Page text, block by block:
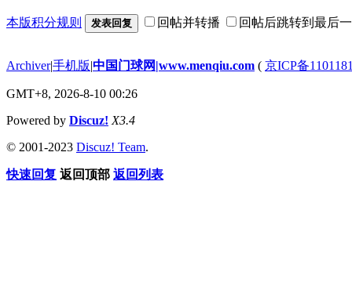
本版积分规则 发表回复 回帖并转播 回帖后跳转到最后
Archiver|手机版|中国门球网|www.menqiu.com ( 京ICP备
GMT+8, 2026-8-10 00:26
Powered by Discuz! X3.4
© 2001-2023 Discuz! Team.
快速回复 返回顶部 返回列表